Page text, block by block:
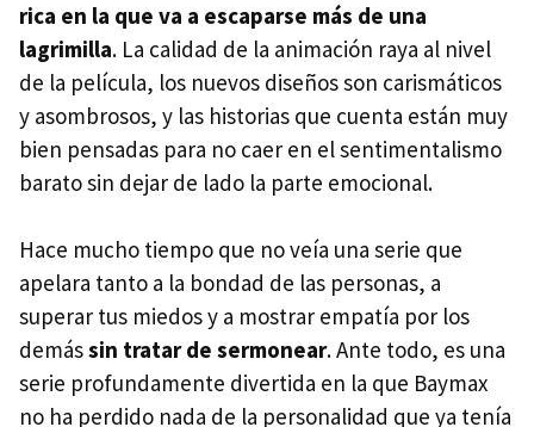
rica en la que va a escaparse más de una
lagrimilla. La calidad de la animación raya al nivel
de la película, los nuevos diseños son carismáticos
y asombrosos, y las historias que cuenta están muy
bien pensadas para no caer en el sentimentalismo
barato sin dejar de lado la parte emocional.
Hace mucho tiempo que no veía una serie que
apelara tanto a la bondad de las personas, a
superar tus miedos y a mostrar empatía por los
demássin tratar de sermonear. Ante todo, es una
serie profundamente divertida en la que Baymax
no ha perdido nada de la personalidad que ya tenía